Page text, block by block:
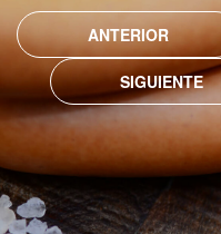
ANTERIOR
SIGUIENTE